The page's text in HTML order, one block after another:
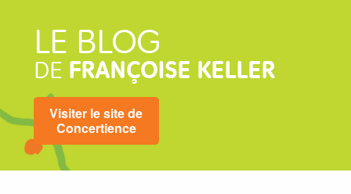
LE BLOG
DE FRANÇOISE KELLER
Visiter le site de
Concertience